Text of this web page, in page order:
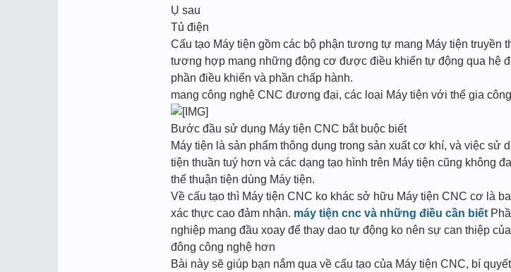
Ụ sau
Tủ điện
Cấu tạo Máy tiện gồm các bộ phận tương tự mang Máy tiện
tương hợp mang những động cơ được điều khiển tự động qua hệ
phần điều khiển và phần chấp hành.
mang công nghệ CNC đương đại, các loại Máy tiện với thể gia
Bước đầu sử dụng Máy tiện CNC bắt buộc biết
Máy tiện là sản phẩm thông dụng trong sản xuất cơ khí, và việc
tiện thuần tuý hơn và các dạng tạo hình trên Máy tiện cũng không
thể thuận tiện dùng Máy tiện.
Về cấu tạo thì Máy tiện CNC ko khác sở hữu Máy tiện CNC cơ là
xác thực cao đảm nhận. máy tiện cnc và những điều cần biết
nghiệp mang đầu xoay để thay dao tự động ko nên sự can thiệp
đông công nghệ hơn
Bài này sẽ giúp bạn nắm qua về cấu tạo của Máy tiện CNC, bí